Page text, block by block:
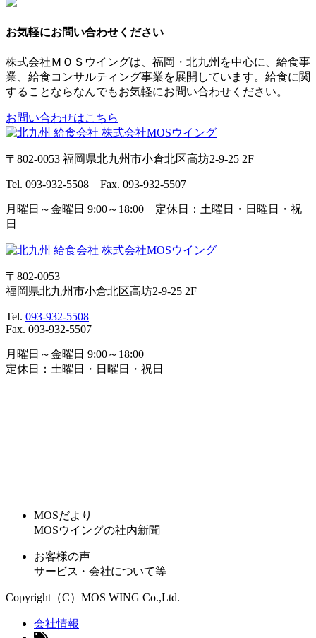
お気軽にお問い合わせください
株式会社ＭＯＳウイングは、福岡・北九州を中心に、給食事
業、給食コンサルティング事業を展開しています。給食に関
することならなんでもお気軽にお問い合わせください。
お問い合わせはこちら
〒802-0053 福岡県北九州市小倉北区高坊2-9-25 2F
Tel. 093-932-5508 Fax. 093-932-5507
月曜日～金曜日 9:00～18:00 定休日：土曜日・日曜日・祝
日
〒802-0053
福岡県北九州市小倉北区高坊2-9-25 2F
Tel. 093-932-5508
Fax. 093-932-5507
月曜日～金曜日 9:00～18:00
定休日：土曜日・日曜日・祝日
MOSだより
MOSウイングの社内新聞
お客様の声
サービス・会社について等
Copyright（C）MOS WING Co.,Ltd.
会社情報